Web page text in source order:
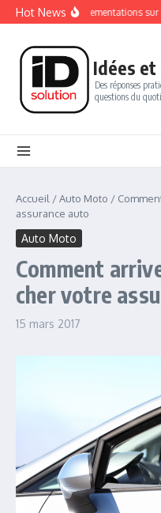
Aller au contenu
Hot NewsLes réglementations sur
Idées
Des réponses
questions du
Accueil /Auto Moto /
assurance auto
Auto Moto
Comment
cher votre
15 mars 2017